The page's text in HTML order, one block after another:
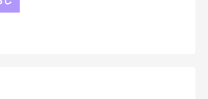
も感動するもの多いよね🥹